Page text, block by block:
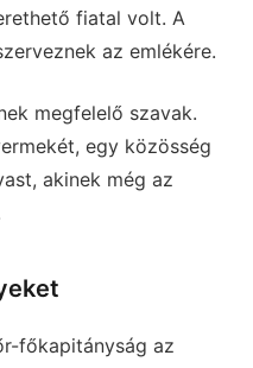
fiatal volt. A
az emlékére.
megfelelő szavak.
egy közösség
akinek még az
főkapitányság az